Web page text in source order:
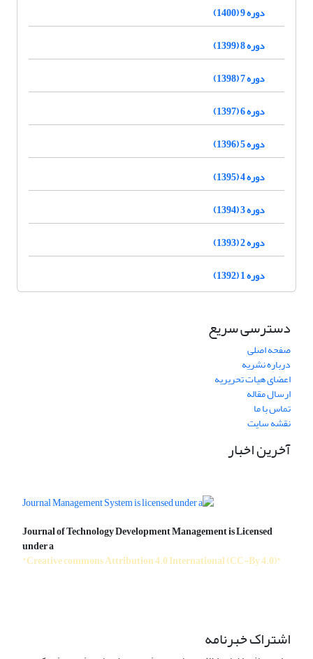
دوره 9 (1400)
دوره 8 (1399)
دوره 7 (1398)
دوره 6 (1397)
دوره 5 (1396)
دوره 4 (1395)
دوره 3 (1394)
دوره 2 (1393)
دوره 1 (1392)
دسترسی سریع
صفحه اصلی
درباره نشریه
اعضای هیات تحریریه
ارسال مقاله
تماس با ما
نقشه سایت
آخرین اخبار
Journal of Technology Development Management is Licensed
under a
"Creative commons Attribution 4.0 International (CC-By 4.0)"
اشتراک خبرنامه